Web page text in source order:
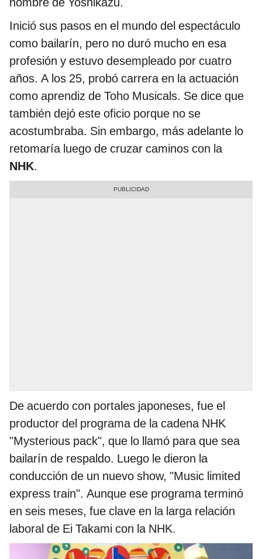
Inició sus pasos en el mundo del espectáculo
como bailarín, pero no duró mucho en esa
profesión y estuvo desempleado por cuatro
años. A los 25, probó carrera en la actuación
como aprendiz de Toho Musicals. Se dice que
también dejó este oficio porque no se
acostumbraba. Sin embargo, más adelante lo
retomaría luego de cruzar caminos con la
NHK.
De acuerdo con portales japoneses, fue el
productor del programa de la cadena NHK
"Mysterious pack", que lo llamó para que sea
bailarín de respaldo. Luego le dieron la
conducción de un nuevo show, "Music limited
express train". Aunque ese programa terminó
en seis meses, fue clave en la larga relación
laboral de Ei Takami con la NHK.